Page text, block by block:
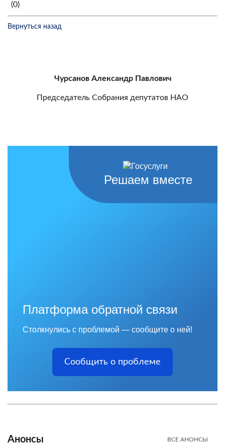
(0)
Вернуться назад
Чурсанов Александр Павлович
Председатель Собрания депутатов НАО
Решаем вместе
Платформа обратной связи
Столкнулись с проблемой — сообщите о ней!
Сообщить о проблеме
Анонсы ВСЕ АНОНСЫ